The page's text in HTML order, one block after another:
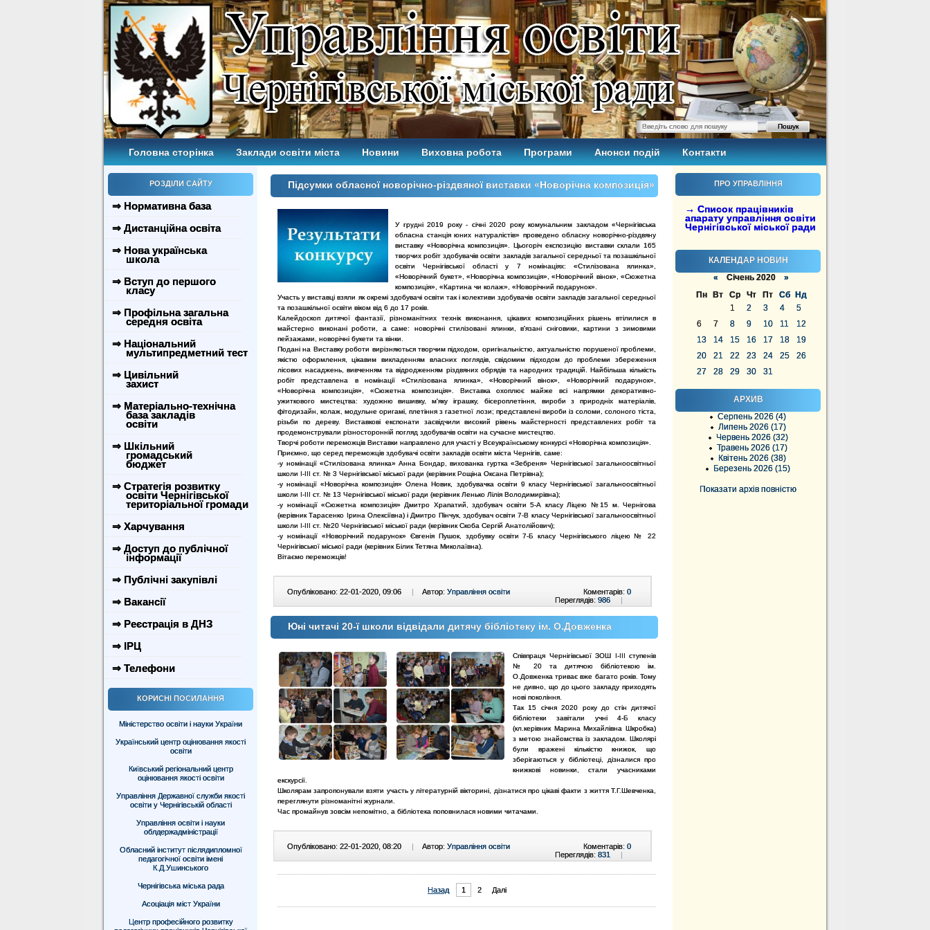
Головна сторінка Заклади освіти міста Новини Виховна робота Програми Анонси подій Контакти
РОЗДІЛИ САЙТУ
⇒ Нормативна база
⇒ Дистанційна освіта
⇒ Нова українська
школа
⇒ Вступ до першого
класу
⇒ Профільна загальна
середня освіта
⇒ Національний
мультипредметний тест
⇒ Цивільний
захист
⇒ Матеріально-технічна
база закладів
освіти
⇒ Шкільний
громадський
бюджет
⇒ Стратегія розвитку
освіти Чернігівської
територіальної громади
⇒ Харчування
⇒ Доступ до публічної
інформації
⇒ Публічні закупівлі
⇒ Вакансії
⇒ Реєстрація в ДНЗ
⇒ ІРЦ
⇒ Телефони
КОРИСНІ ПОСИЛАННЯ
Міністерство освіти і науки України
Український центр оцінювання якості
освіти
Київський регіональний центр
оцінювання якості освіти
Управління Державної служби якості
освіти у Чернігівській області
Управління освіти і науки
облдержадміністрації
Обласний інститут післядипломної
педагогічної освіти імені
К.Д.Ушинського
Чернігівська міська рада
Асоціація міст України
Центр професійного розвитку
ПРО УПРАВЛІННЯ
→ Список працівників
апарату управління освіти
Чернігівської міської ради
КАЛЕНДАР НОВИН
« Січень 2020 »
Пн
Вт Ср Чт Пт Сб
Нд
1
2 3 4
5
6
7 8 9 10 11
12
13
14 15 16 17 18
19
20
21 22 23 24 25
26
27
28 29 30 31
АРХИВ
Серпень 2026 (4)
Липень 2026 (17)
Червень 2026 (32)
Травень 2026 (17)
Квітень 2026 (38)
Березень 2026 (15)
Показати архів повністю
Підсумки обласної новорічно-різдвяної виставки «Новорічна композиція»
У грудні 2019 року - січні 2020 року комунальним закладом «Чернігівська
обласна станція юних натуралістів» проведено обласну новорічно-різдвяну
виставку «Новорічна композиція». Цьогоріч експозицію виставки склали 165
творчих робіт здобувачів освіти закладів загальної середньої та позашкільної
освіти Чернігівської області у 7 номінаціях: «Стилізована ялинка»,
«Новорічний букет», «Новорічна композиція», «Новорічний вінок», «Сюжетна
композиція», «Картина чи колаж», «Новорічний подарунок».
Участь у виставці взяли як окремі здобувачі освіти так і колективи здобувачів освіти закладів загальної середньої
та позашкільної освіти віком від 6 до 17 років.
Калейдоскоп дитячої фантазії, різноманітних технік виконання, цікавих композиційних рішень втілилися в
майстерно виконані роботи, а саме: новорічні стилізовані ялинки, в'язані сніговики, картини з зимовими
пейзажами, новорічні букети та вінки.
Подані на Виставку роботи вирізняються творчим підходом, оригінальністю, актуальністю порушеної проблеми,
якістю оформлення, цікавим викладенням власних поглядів, свідомим підходом до проблеми збереження
лісових насаджень, вивченням та відродженням різдвяних обрядів та народних традицій. Найбільша кількість
робіт представлена в номінації «Стилізована ялинка», «Новорічний вінок», «Новорічний подарунок»,
«Новорічна композиція», «Сюжетна композиція». Виставка охоплює майже всі напрямки декоративно-
ужиткового мистецтва: художню вишивку, м'яку іграшку, бісероплетіння, вироби з природніх матеріалів,
фітодизайн, колаж, модульне оригамі, плетіння з газетної лози; представлені вироби із соломи, солоного тіста,
різьби по дереву. Виставкові експонати засвідчили високий рівень майстерності представлених робіт та
продемонстрували різносторонній погляд здобувачів освіти на сучасне мистецтво.
Творчі роботи переможців Виставки направлено для участі у Всеукраїнському конкурсі «Новорічна композиція».
Приємно, що серед переможців здобувачі освіти закладів освіти міста Чернігів, саме:
-у номінації «Стилізована ялинка» Анна Бондар, вихованка гуртка «Зебреня» Чернігівської загальноосвітньої
школи І-ІІІ ст. № 3 Чернігівської міської ради (керівник Рощіна Оксана Петрівна);
-у номінації «Новорічна композиція» Олена Новик, здобувачка освіти 9 класу Чернігівської загальноосвітньої
школи І-ІІІ ст. № 13 Чернігівської міської ради (керівник Ленько Лілія Володимирівна);
-у номінації «Сюжетна композиція» Дмитро Храпатий, здобувач освіти 5-А класу Ліцею №15 м. Чернігова
(керівник Тарасенко Ірина Олексіївна) і Дмитро Пінчук, здобувач освіти 7-В класу Чернігівської загальноосвітньої
школи І-ІІІ ст. №20 Чернігівської міської ради (керівник Скоба Сергій Анатолійович);
-у номінації «Новорічний подарунок» Євгенія Пушок, здобувку освіти 7-Б класу Чернігівського ліцею № 22
Чернігівської міської ради (керівник Білик Тетяна Миколаївна).
Вітаємо переможців!
Опубліковано: 22-01-2020, 09:06 | Автор: Управління освіти Коментарів: 0
Переглядів: 986 |
Юні читачі 20-ї школи відвідали дитячу бібліотеку ім. О.Довженка
Співпраця Чернігівської ЗОШ І-ІІІ ступенів
№ 20 та дитячою бібліотекою ім.
О.Довженка триває вже багато років. Тому
не дивно, що до цього закладу приходять
нові покоління.
Так 15 січня 2020 року до стін дитячої
бібліотеки завітали учні 4-Б класу
(кл.керівник Марина Михайлівна Шкробка)
з метою знайомства із закладом. Школярі
були вражені кількістю книжок, що
зберігаються у бібліотеці, дізналися про
книжкові новинки, стали учасниками
екскурсії.
Школярам запропонували взяти участь у літературній вікторині, дізнатися про цікаві факти з життя Т.Г.Шевченка,
переглянути різноманітні журнали.
Час промайнув зовсім непомітно, а бібліотека поповнилася новими читачами.
Опубліковано: 22-01-2020, 08:20 | Автор: Управління освіти Коментарів: 0
Переглядів: 831 |
Назад 1 2 Далі